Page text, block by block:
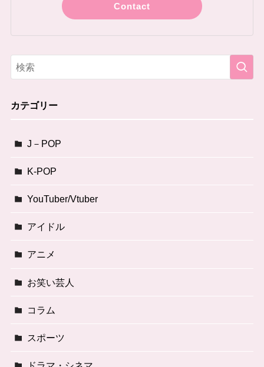
Contact
カテゴリー
J－POP
K-POP
YouTuber/Vtuber
アイドル
アニメ
お笑い芸人
コラム
スポーツ